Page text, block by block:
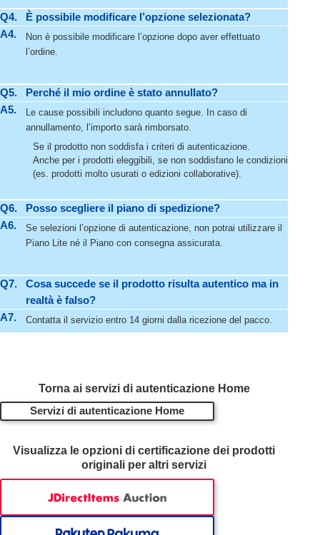
Q4.
È possibile modificare l’opzione selezionata?
A4.
Non è possibile modificare l’opzione dopo aver effettuato
l’ordine.
Q5.
Perché il mio ordine è stato annullato?
A5.
Le cause possibili includono quanto segue. In caso di
annullamento, l’importo sarà rimborsato.
Se il prodotto non soddisfa i criteri di autenticazione.
Anche per i prodotti eleggibili, se non soddisfano le condizioni
(es. prodotti molto usurati o edizioni collaborative).
Q6.
Posso scegliere il piano di spedizione?
A6.
Se selezioni l’opzione di autenticazione, non potrai utilizzare il
Piano Lite né il Piano con consegna assicurata.
Q7.
Cosa succede se il prodotto risulta autentico ma in
realtà è falso?
A7.
Contatta il servizio entro 14 giorni dalla ricezione del pacco.
Torna ai servizi di autenticazione Home
Servizi di autenticazione Home
Visualizza le opzioni di certificazione dei prodotti
originali per altri servizi